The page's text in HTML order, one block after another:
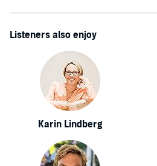
Listeners also enjoy
Karin Lindberg